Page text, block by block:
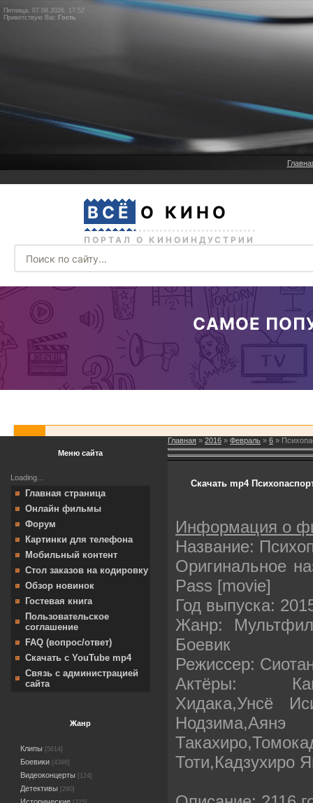
Пятница, 07.08.2026, 17:52
Приветствую Вас Гость
Меню сайта
Loading...
Главная страница
Онлайн фильмы
Форум
Картинки для телефона
Мобильный контент
Стол заказов на кодировку
Обзор новинок
Гостевая книга
Пользовательское
соглашение
FAQ (вопрос/ответ)
Скачать с YouTube mp4
Связь с администрацией
сайта
Жанр
Клипы [5614]
Боевики [4398]
Видеоконцерты [124]
Детективы [290]
Главная » 2016 » Февраль » 6 »
Скачать mp4
Информация о
Название:
Оригинальное
Pass [movie]
Год выпуска:
Жанр:
Боевик
Режиссер:
Актёры:
Хидака,Унсё
Тоти,Кадзухиро